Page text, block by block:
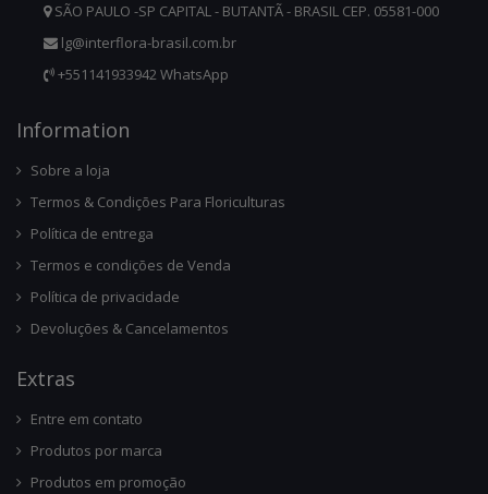
SÃO PAULO -SP CAPITAL - BUTANTÃ - BRASIL CEP. 05581-000
lg@interflora-brasil.com.br
+551141933942 WhatsApp
InforMation
Sobre a loja
Termos & Condições Para Floriculturas
Política de entrega
Termos e condições de Venda
Política de privacidade
Devoluções & Cancelamentos
ExtRas
Entre em contato
Produtos por marca
Produtos em promoção